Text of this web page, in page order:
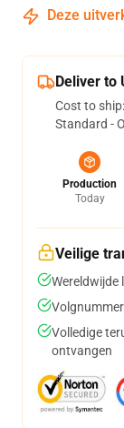
Deze
Deliver to
Cost to ship:
Standard -
Production
Today
Veilige
Wereldwijde
Volledige
ontvangen